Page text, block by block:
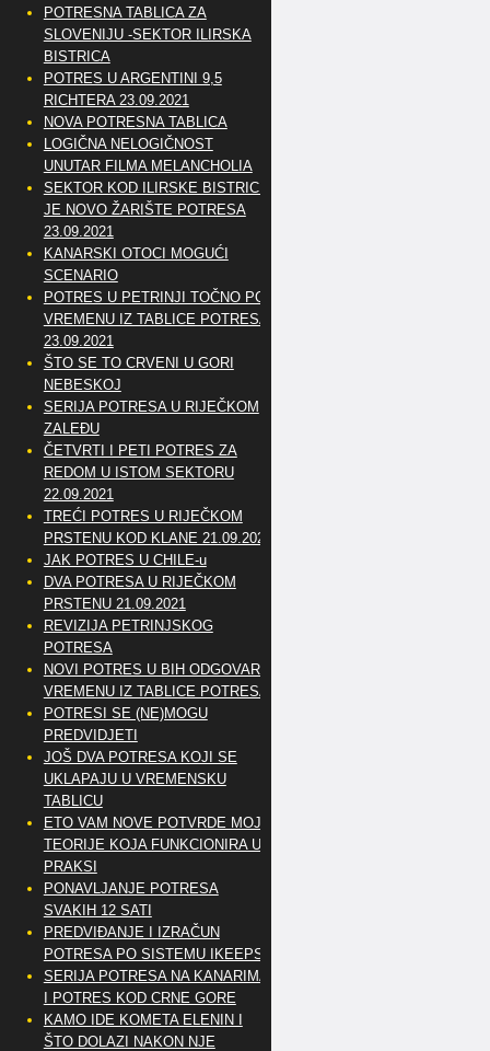
POTRESNA TABLICA ZA
SLOVENIJU -SEKTOR ILIRSKA
BISTRICA
POTRES U ARGENTINI 9,5
RICHTERA 23.09.2021
NOVA POTRESNA TABLICA
LOGIČNA NELOGIČNOST
UNUTAR FILMA MELANCHOLIA
SEKTOR KOD ILIRSKE BISTRICE
JE NOVO ŽARIŠTE POTRESA
23.09.2021
KANARSKI OTOCI MOGUĆI
SCENARIO
POTRES U PETRINJI TOČNO PO
VREMENU IZ TABLICE POTRESA
23.09.2021
ŠTO SE TO CRVENI U GORI
NEBESKOJ
SERIJA POTRESA U RIJEČKOM
ZALEĐU
ČETVRTI I PETI POTRES ZA
REDOM U ISTOM SEKTORU
22.09.2021
TREĆI POTRES U RIJEČKOM
PRSTENU KOD KLANE 21.09.2021
JAK POTRES U CHILE-u
DVA POTRESA U RIJEČKOM
PRSTENU 21.09.2021
REVIZIJA PETRINJSKOG
POTRESA
NOVI POTRES U BIH ODGOVARA
VREMENU IZ TABLICE POTRESA
POTRESI SE (NE)MOGU
PREDVIDJETI
JOŠ DVA POTRESA KOJI SE
UKLAPAJU U VREMENSKU
TABLICU
ETO VAM NOVE POTVRDE MOJE
TEORIJE KOJA FUNKCIONIRA U
PRAKSI
PONAVLJANJE POTRESA
SVAKIH 12 SATI
PREDVIĐANJE I IZRAČUN
POTRESA PO SISTEMU IKEEPS
SERIJA POTRESA NA KANARIMA
I POTRES KOD CRNE GORE
KAMO IDE KOMETA ELENIN I
ŠTO DOLAZI NAKON NJE